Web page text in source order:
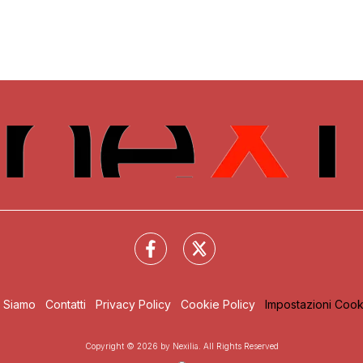
Siamo Contatti Privacy Policy Cookie Policy Impostazioni
Copyright © 2026 by Nexilia. All Rights Reserved